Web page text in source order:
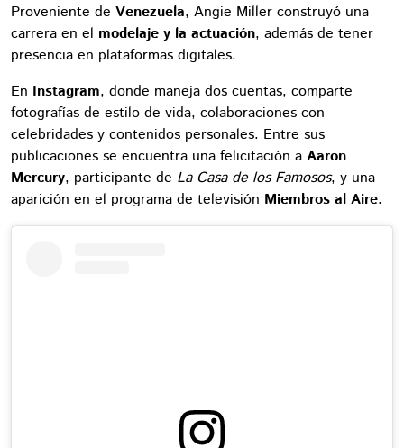
Proveniente de Venezuela, Angie Miller construyó una
carrera en el modelaje y la actuación, además de tener
presencia en plataformas digitales.
En Instagram, donde maneja dos cuentas, comparte
fotografías de estilo de vida, colaboraciones con
celebridades y contenidos personales. Entre sus
publicaciones se encuentra una felicitación a Aaron
Mercury, participante de La Casa de los Famosos, y una
aparición en el programa de televisión Miembros al Aire.